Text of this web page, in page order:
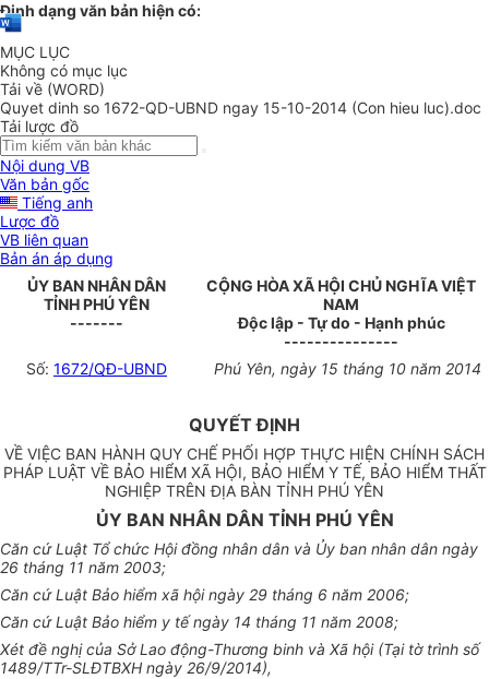
Định dạng văn bản hiện có:
MỤC LỤC
Không có mục lục
Tải về (WORD)
Quyet dinh so 1672-QD-UBND ngay 15-10-2014 (Con hieu luc).doc
Tải lược đồ
Nội dung VB
Văn bản gốc
Tiếng anh
Lược đồ
VB liên quan
Bản án áp dụng
ỦY BAN NHÂN DÂN
TỈNH PHÚ YÊN
-------
CỘNG HÒA XÃ HỘI CHỦ NGHĨA VIỆT
NAM
Độc lập - Tự do - Hạnh phúc
---------------
Số: 1672/QĐ-UBND Phú Yên, ngày 15 tháng 10 năm 2014
QUYẾT ĐỊNH
VỀ VIỆC BAN HÀNH QUY CHẾ PHỐI HỢP THỰC HIỆN CHÍNH SÁCH
PHÁP LUẬT VỀ BẢO HIỂM XÃ HỘI, BẢO HIỂM Y TẾ, BẢO HIỂM THẤT
NGHIỆP TRÊN ĐỊA BÀN TỈNH PHÚ YÊN
ỦY BAN NHÂN DÂN TỈNH PHÚ YÊN
Căn cứ Luật Tổ chức Hội đồng nhân dân và Ủy ban nhân dân ngày
26 tháng 11 năm 2003;
Căn cứ Luật Bảo hiểm xã hội ngày 29 tháng 6 năm 2006;
Căn cứ Luật Bảo hiểm y tế ngày 14 tháng 11 năm 2008;
Xét đề nghị của Sở Lao động-Thương binh và Xã hội (Tại tờ trình số
1489/TTr-SLĐTBXH ngày 26/9/2014),